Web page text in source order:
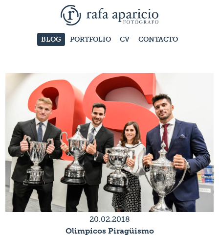
BLOG PORTFOLIO CV CONTACTO
20.02.2018
Olimpicos Piragüismo